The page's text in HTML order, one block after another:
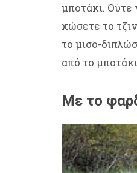
μποτάκι. Ούτε
χώσετε το
το μισο-
από το
Με το